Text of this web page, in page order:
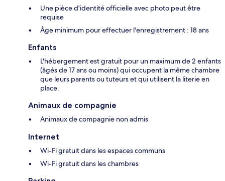
Une pièce d'identité officielle avec photo peut être
requise
Âge minimum pour effectuer l'enregistrement : 18 ans
Enfants
L'hébergement est gratuit pour un maximum de 2 enfants
(âgés de 17 ans ou moins) qui occupent la même chambre
que leurs parents ou tuteurs et qui utilisent la literie en
place.
Animaux de compagnie
Animaux de compagnie non admis
Internet
Wi-Fi gratuit dans les espaces communs
Wi-Fi gratuit dans les chambres